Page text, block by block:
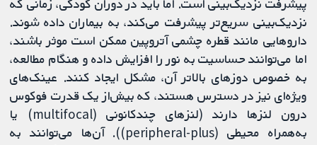
نزدیک‌بینی سریع‌تر پیشرفت می‌کند، به بیماران داده شوند.
داروهایی مانند قطره چشمی آتروپین ممکن است موثر باشند،
اما می‌توانند حساسیت به نور را افزایش داده و هنگام مطالعه،
به خصوص دوزهای بالاتر آن، مشکل ایجاد کنند. عینک‌های
ویژه‌ای نیز در دسترس هستند، که بیش‌از یک قدرت فوکوس
درون لنزها دارند (لنزهای چندکانونی (multifocal) یا
به‌همراه محیطی (peripheral-plus)). آن‌ها می‌توانند به